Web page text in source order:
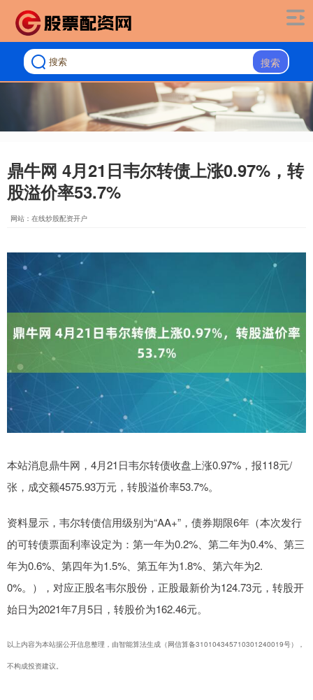
搜索
鼎牛网 4月21日韦尔转债上涨0.97%，转
股溢价率53.7%
网站：在线炒股配资开户
本站消息鼎牛网，4月21日韦尔转债收盘上涨0.97%，报118元/
张，成交额4575.93万元，转股溢价率53.7%。
资料显示，韦尔转债信用级别为“AA+”，债券期限6年（本次发行
的可转债票面利率设定为：第一年为0.2%、第二年为0.4%、第三
年为0.6%、第四年为1.5%、第五年为1.8%、第六年为2.
0%。），对应正股名韦尔股份，正股最新价为124.73元，转股开
始日为2021年7月5日，转股价为162.46元。
以上内容为本站据公开信息整理，由智能算法生成（网信算备310104345710301240019号），
不构成投资建议。